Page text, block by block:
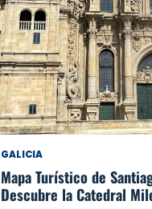
GALICIA
Mapa Turístico de
Descubre la Catedral